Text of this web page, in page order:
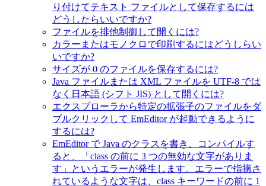
り付けてテキスト ファイルとして保存するには
どうしたらいいですか?
ファイルを排他制御して開くには?
カラーまたはモノクロで印刷するにはどうしらい
いですか?
サイズが 0 のファイルを保存するには?
Java ファイルまたは XML ファイルを UTF-8 では
なく日本語 (シフト JIS) として開くには?
エクスプローラから特定の拡張子のファイルをダ
ブルクリックして EmEditor が起動できるように
するには?
EmEditor で Java のクラスを書き、コンパイルす
ると、「class の前に 3 つの無効な文字がありま
す」というエラーが発生します。エラーで指摘さ
れているような文字は、class キーワードの前に 1